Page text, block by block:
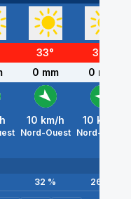
33° 34
0 mm 0 mm
10 km/h
Nord-Ouest
10 km/h
Nord-Ouest
32 % 26